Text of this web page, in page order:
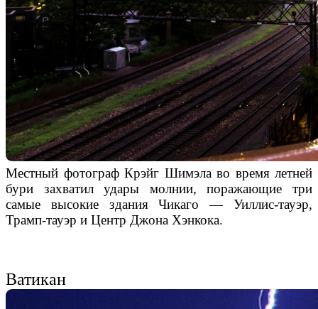
Местный фотограф Крэйг Шимэла во время летней
бури захватил удары молнии, поражающие три
самые высокие здания Чикаго — Уиллис-тауэр,
Трамп-тауэр и Центр Джона Хэнкока.
Ватикан